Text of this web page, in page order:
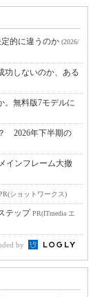
的に違うのか (2026/
功しないのか、ある
。無料版7モデルに
2026年下半期の
インフレーム大撤
ショットワークス)
テップPR(ITmedia エ
by